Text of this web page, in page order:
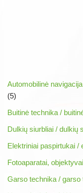
Automobilinė
(5)
Buitinė technika /
Dulkių siurbliai / dulkių
Elektriniai paspirtukai /
Fotoaparatai,
Garso technika /